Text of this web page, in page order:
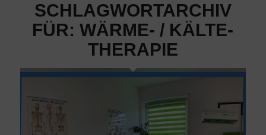
SCHLAGWORTARCHIV
FÜR:WÄRME- / KÄLTE-
THERAPIE